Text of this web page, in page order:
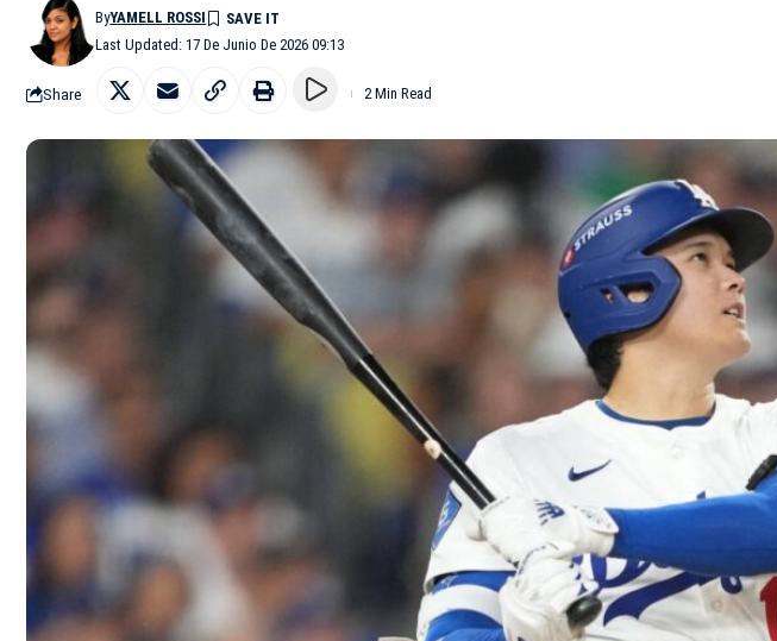
Last Updated: 17 De Junio De 2026 09:13
ByYAMELL ROSSI
Share 2 Min Read